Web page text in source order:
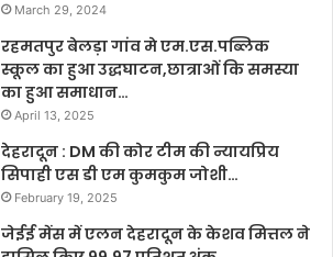
March 29, 2024
रहमतपुर बेलड़ा गांव मे एम.एस.पब्लिक
स्कूल का हुआ उद्धघाटन,छात्राओं कि समस्या
का हुआ समाधान…
April 13, 2025
देहरादून : DM की कोर टीम की न्यायप्रिय
सिपाही एस डी एम कुमकुम जोशी…
February 19, 2025
जेईई मेंस में एलन देहरादून के केशव मित्तल ने